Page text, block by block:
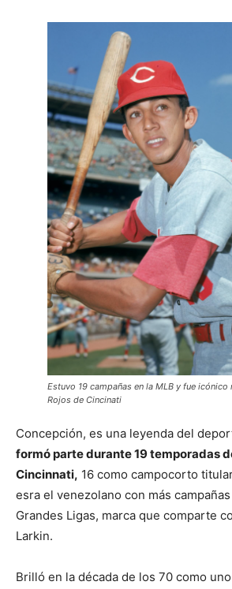
Estuvo 19 campañas en la MLB y fue
Rojos de Cincinati
Concepción, es una leyenda del
formó parte durante 19 temporadas
Cincinnati, 16 como campocorto
esra el venezolano con más
Grandes Ligas, marca que comparte
Larkin.
Brilló en la década de los 70 como